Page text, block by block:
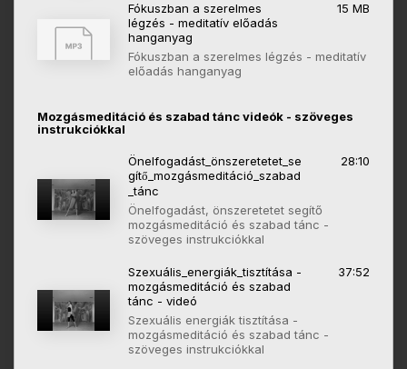
Fókuszban a szerelmes
légzés - meditatív előadás
hanganyag
15 MB
Fókuszban a szerelmes légzés - meditatív
előadás hanganyag
Mozgásmeditáció és szabad tánc videók - szöveges
instrukciókkal
Önelfogadást_önszeretetet_se
gítő_mozgásmeditáció_szabad
_tánc
28:10
Önelfogadást, önszeretetet segítő
mozgásmeditáció és szabad tánc -
szöveges instrukciókkal
Szexuális_energiák_tisztítása -
mozgásmeditáció és szabad
tánc - videó
37:52
Szexuális energiák tisztítása -
mozgásmeditáció és szabad tánc -
szöveges instrukciókkal